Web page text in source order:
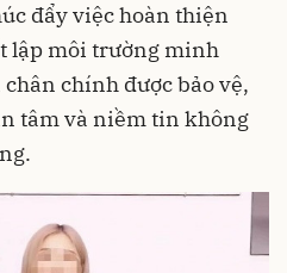
đẩy việc hoàn thiện
lập môi trường minh
chính được bảo vệ,
tâm và niềm tin không